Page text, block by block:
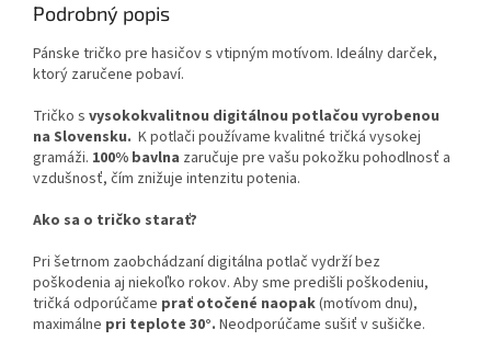
Podrobný popis
Pánske tričko pre hasičov s vtipným motívom. Ideálny darček,
ktorý zaručene pobaví.
Tričko s vysokokvalitnou digitálnou potlačou vyrobenou
na Slovensku. K potlači používame kvalitné tričká vysokej
gramáži. 100% bavlna zaručuje pre vašu pokožku pohodlnosť a
vzdušnosť, čím znižuje intenzitu potenia.
Ako sa o tričko starať?
Pri šetrnom zaobchádzaní digitálna potlač vydrží bez
poškodenia aj niekoľko rokov. Aby sme predišli poškodeniu,
tričká odporúčame prať otočené naopak(motívom dnu),
maximálne pri teplote 30°. Neodporúčame sušiť v sušičke.